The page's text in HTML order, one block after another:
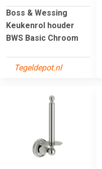
Boss & Wessing
Keukenrol houder
BWS Basic Chroom
Tegeldepot.nl